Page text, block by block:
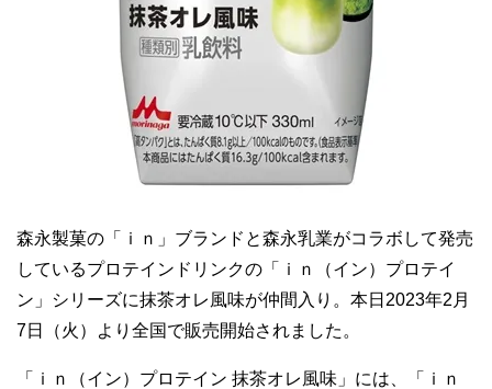
森永製菓の「ｉｎ」ブランドと森永乳業がコラボして発売
しているプロテインドリンクの「ｉｎ（イン）プロテイ
ン」シリーズに抹茶オレ風味が仲間入り。本日2023年2月
7日（火）より全国で販売開始されました。
「ｉｎ（イン）プロテイン 抹茶オレ風味」には、「ｉｎ